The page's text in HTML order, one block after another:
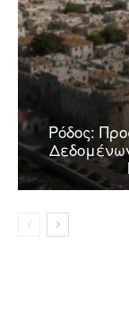
Ρόδος: